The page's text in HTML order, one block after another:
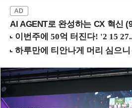
AI AGENT로 완성하는 CX 혁신